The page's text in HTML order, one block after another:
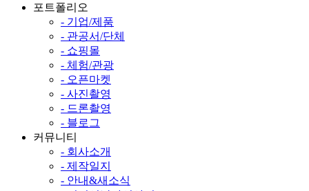
포트폴리오
- 기업/제품
- 관공서/단체
- 쇼핑몰
- 체험/관광
- 오픈마켓
- 사진촬영
- 드론촬영
- 블로그
커뮤니티
- 회사소개
- 제작일지
- 안내&새소식